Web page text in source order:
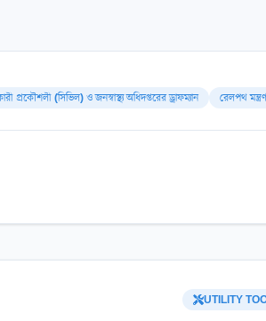
প্রকৌশলী (সিভিল) ও জনস্বাস্থ্য অধিদপ্তরের ড্রাফম্যান রেলপথ
UTILITY